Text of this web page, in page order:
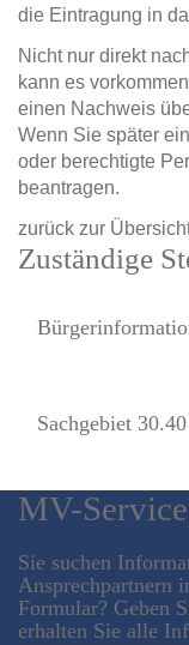
die Eintragung in
Nicht nur direkt
kann es
einen Nachweis
Wenn Sie später
oder berechtigte
beantragen.
zurück zur
Zuständige
Sachgebiet
MV-
Sie suchen
Ansprechpartnern
Formular? Geben
erhalten Sie alle